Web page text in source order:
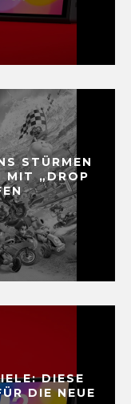
STÜRMEN
MIT „DROP
DIESE
DIE NEUE